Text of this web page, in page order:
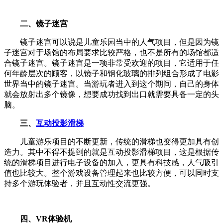
二、镜子迷宫
镜子迷宫可以说是儿童乐园当中的人气项目，但是因为镜
子迷宫对于场馆的布局要求比较严格，也不是所有的场馆都适
合镜子迷宫。镜子迷宫是一项非常受欢迎的项目，它适用于任
何年龄层次的顾客，以镜子和钢化玻璃的排列组合形成了电影
世界当中的镜子迷宫。当游玩者进入到这个期间，自己的身体
就会放射出多个镜像，想要成功找到出口就需要具备一定的头
脑。
三、 互动投影滑梯
儿童游乐项目的不断更新，传统的滑梯也变得更加具有创
造力。其中不得不提到的就是互动投影滑梯项目，这是根据传
统的滑梯项目进行电子设备的加入，更具有科技感，人气吸引
值也比较大。整个游戏设备管理起来也比较方便，可以同时支
持多个游玩体验者，并且互动性交流更强。
四、VR体验机